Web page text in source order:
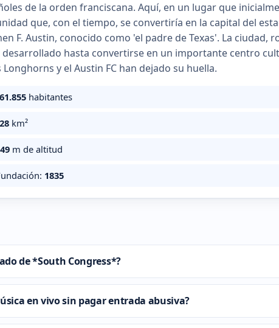
de la orden franciscana. Aquí, en un lugar que
que, con el tiempo, se convertiría en la capital del
F. Austin, conocido como 'el padre de Texas'. La ciudad,
desarrollado hasta convertirse en un importante centro
Longhorns y el Austin FC han dejado su huella.
habitantes
km²
m de altitud
1835
de *South Congress*?
en vivo sin pagar entrada abusiva?